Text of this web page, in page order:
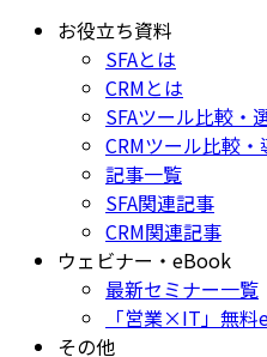
お役立ち資料
SFAとは
CRMとは
SFAツール比較・
CRMツール比較
記事一覧
SFA関連記事
CRM関連記事
ウェビナー・eBook
最新セミナー一覧
「営業×IT」無
その他